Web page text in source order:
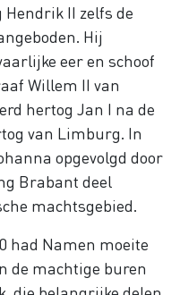
Hendrik II zelfs de
Hij
eer en schoof
Willem II van
hertog Jan I na de
van Limburg. In
opgevolgd door
Brabant deel
machtsgebied.
had Namen moeite
de machtige buren